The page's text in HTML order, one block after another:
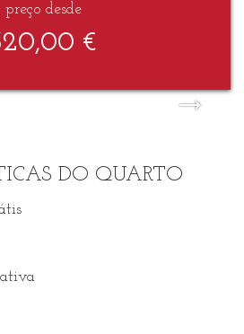
preço desde
€
DO QUARTO